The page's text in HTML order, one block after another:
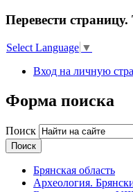
Перевести
Select Language ▼
Вход на личную
Форма поиска
Поиск
Брянская область
Археология.